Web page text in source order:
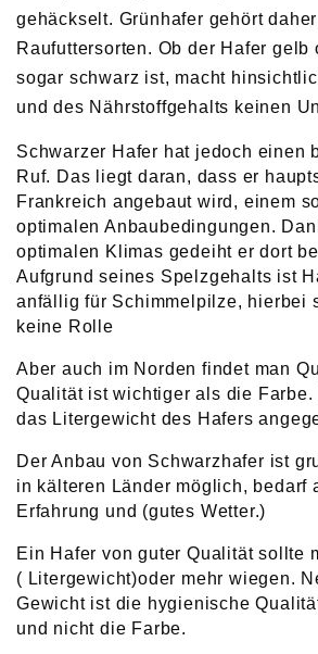
gehäckselt. Grünhafer gehört
Raufuttersorten. Ob der Hafer gelb
sogar schwarz ist, macht
und des Nährstoffgehalts keinen
Schwarzer Hafer hat jedoch einen
Ruf. Das liegt daran, dass er
Frankreich angebaut wird, einem
optimalen Anbaubedingungen.
optimalen Klimas gedeiht er dort
Aufgrund seines Spelzgehalts ist
anfällig für Schimmelpilze, hierbei
keine Rolle
Aber auch im Norden findet man
Qualität ist wichtiger als die Farbe.
das Litergewicht des Hafers
Der Anbau von Schwarzhafer ist
in kälteren Länder möglich, bedarf
Erfahrung und (gutes Wetter.)
Ein Hafer von guter Qualität sollte
( Litergewicht)oder mehr wiegen.
Gewicht ist die hygienische
und nicht die Farbe.